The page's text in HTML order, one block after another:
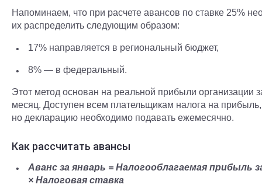
Напоминаем, что при расчете авансов по ставке 25%
их распределить следующим образом:
17% направляется в региональный бюджет,
8% — в федеральный.
Этот метод основан на реальной прибыли организации
месяц. Доступен всем плательщикам налога на прибыль,
но декларацию необходимо подавать ежемесячно.
Как рассчитать авансы
Аванс за январь = Налогооблагаемая прибыль
× Налоговая ставка